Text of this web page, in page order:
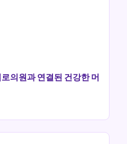
의원과 연결된 건강한 머